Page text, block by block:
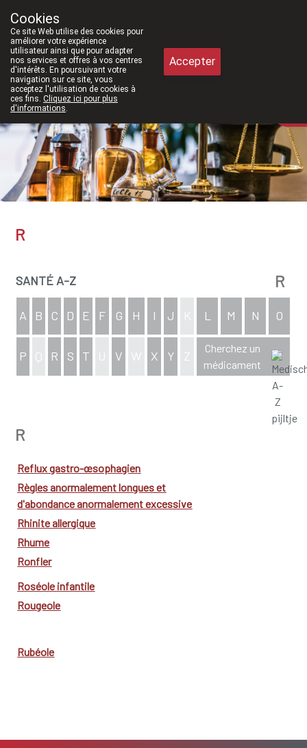
nous serons à nouveau ouverts le samedi de 8h30 à 12h30.
Aujourd'hui A présent
R
SANTÉ A-Z R
A B C D E F G H I J K L M N O
P Q R S T U V W X Y Z
Cherchez un
médicament
R
Reflux gastro-œsophagien
Règles anormalement longues et
d'abondance anormalement excessive
Rhinite allergique
Rhume
Ronfler
Roséole infantile
Rougeole
Rubéole
Cookies
Ce site Web utilise des cookies pour
améliorer votre expérience
utilisateur ainsi que pour adapter
nos services et offres à vos centres
d'intérêts. En poursuivant votre
navigation sur ce site, vous
acceptez l'utilisation de cookies à
ces fins. Cliquez ici pour plus
d'informations.
Accepter